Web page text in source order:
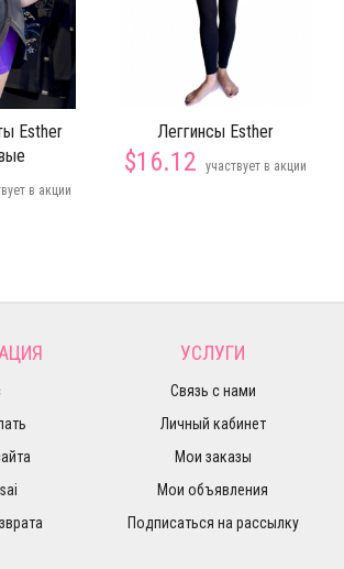
Esther
в акции
Леггинсы Esther
$16.12 участвует в акции
УСЛУГИ
Связь с нами
Личный кабинет
Мои заказы
Мои объявления
Подписаться на рассылку